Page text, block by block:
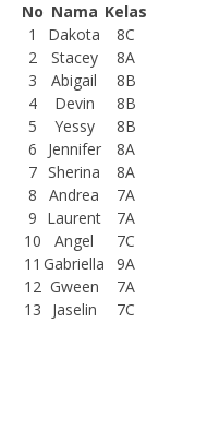
No Nama Kelas
1
Dakota
8C
2
Stacey
8A
3
Abigail
8B
4
Devin
8B
5
Yessy
8B
6
Jennifer
8A
7 Sherina
8A
8
Andrea
7A
9 Laurent
7A
10
Angel
7C
11 Gabriella
9A
12 Gween
7A
13
Jaselin 7C